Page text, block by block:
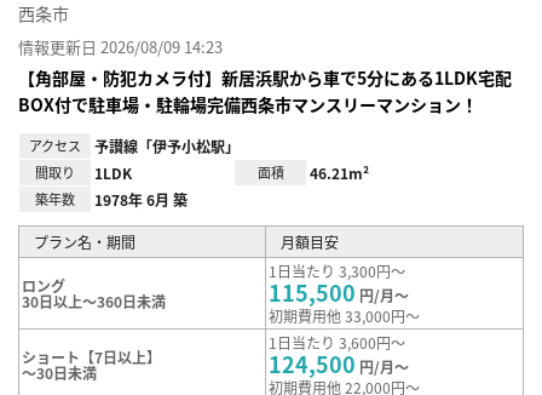
西条市
情報更新日 2026/08/09 14:23
【角部屋・防犯カメラ付】新居浜駅から車で5分にある1LDK宅配
BOX付で駐車場・駐輪場完備西条市マンスリーマンション！
アクセス 予讃線「伊予小松駅」
間取り 1LDK 面積 46.21m²
築年数 1978年 6月 築
プラン名・期間 月額目安
ロング
30日以上～360日未満
1日当たり 3,300円～
115,500 円/月～
初期費用他 33,000円～
ショート【7日以上】
～30日未満
1日当たり 3,600円～
124,500 円/月～
初期費用他 22,000円～